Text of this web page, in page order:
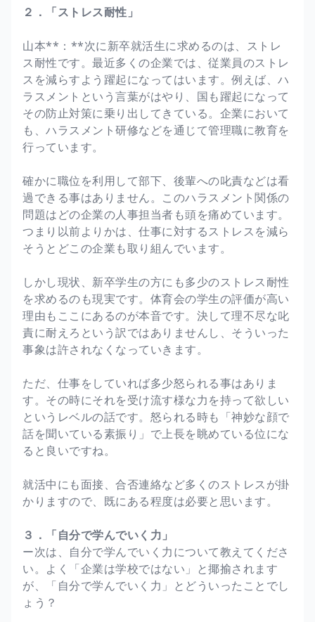
２．「ストレス耐性」
山本**：**次に新卒就活生に求めるのは、ストレ
ス耐性です。最近多くの企業では、従業員のストレ
スを減らすよう躍起になってはいます。例えば、ハ
ラスメントという言葉がはやり、国も躍起になって
その防止対策に乗り出してきている。企業において
も、ハラスメント研修などを通じて管理職に教育を
行っています。
確かに職位を利用して部下、後輩への叱責などは看
過できる事はありません。このハラスメント関係の
問題はどの企業の人事担当者も頭を痛めています。
つまり以前よりかは、仕事に対するストレスを減ら
そうとどこの企業も取り組んでいます。
しかし現状、新卒学生の方にも多少のストレス耐性
を求めるのも現実です。体育会の学生の評価が高い
理由もここにあるのが本音です。決して理不尽な叱
責に耐えろという訳ではありませんし、そういった
事象は許されなくなっていきます。
ただ、仕事をしていれば多少怒られる事はありま
す。その時にそれを受け流す様な力を持って欲しい
というレベルの話です。怒られる時も「神妙な顔で
話を聞いている素振り」で上長を眺めている位にな
ると良いですね。
就活中にも面接、合否連絡など多くのストレスが掛
かりますので、既にある程度は必要と思います。
３．「自分で学んでいく力」
ー次は、自分で学んでいく力について教えてくださ
い。よく「企業は学校ではない」と揶揄されます
が、「自分で学んでいく力」とどういったことでし
ょう？